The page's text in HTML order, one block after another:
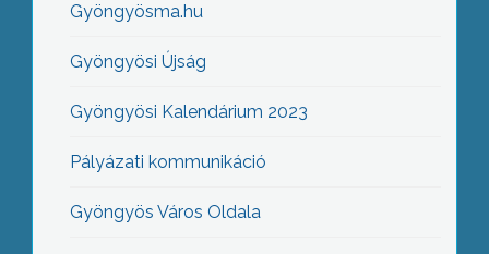
Gyöngyösma.hu
Gyöngyösi Újság
Gyöngyösi Kalendárium 2023
Pályázati kommunikáció
Gyöngyös Város Oldala